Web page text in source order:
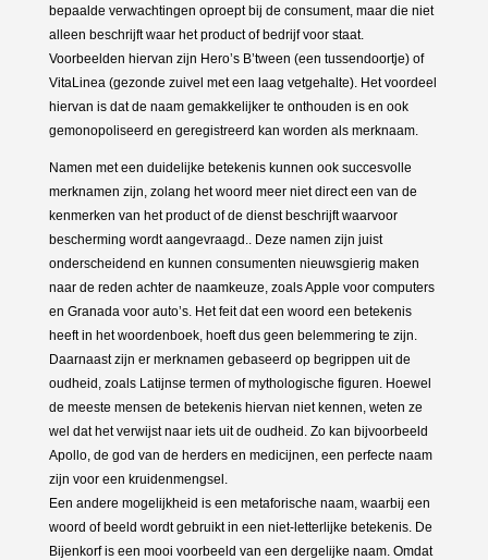
bepaalde verwachtingen oproept bij de consument, maar die niet
alleen beschrijft waar het product of bedrijf voor staat.
Voorbeelden hiervan zijn Hero’s B’tween (een tussendoortje) of
VitaLinea (gezonde zuivel met een laag vetgehalte). Het voordeel
hiervan is dat de naam gemakkelijker te onthouden is en ook
gemonopoliseerd en geregistreerd kan worden als merknaam.
Namen met een duidelijke betekenis kunnen ook succesvolle
merknamen zijn, zolang het woord meer niet direct een van de
kenmerken van het product of de dienst beschrijft waarvoor
bescherming wordt aangevraagd.. Deze namen zijn juist
onderscheidend en kunnen consumenten nieuwsgierig maken
naar de reden achter de naamkeuze, zoals Apple voor computers
en Granada voor auto’s. Het feit dat een woord een betekenis
heeft in het woordenboek, hoeft dus geen belemmering te zijn.
Daarnaast zijn er merknamen gebaseerd op begrippen uit de
oudheid, zoals Latijnse termen of mythologische figuren. Hoewel
de meeste mensen de betekenis hiervan niet kennen, weten ze
wel dat het verwijst naar iets uit de oudheid. Zo kan bijvoorbeeld
Apollo, de god van de herders en medicijnen, een perfecte naam
zijn voor een kruidenmengsel.
Een andere mogelijkheid is een metaforische naam, waarbij een
woord of beeld wordt gebruikt in een niet-letterlijke betekenis. De
Bijenkorf is een mooi voorbeeld van een dergelijke naam. Omdat